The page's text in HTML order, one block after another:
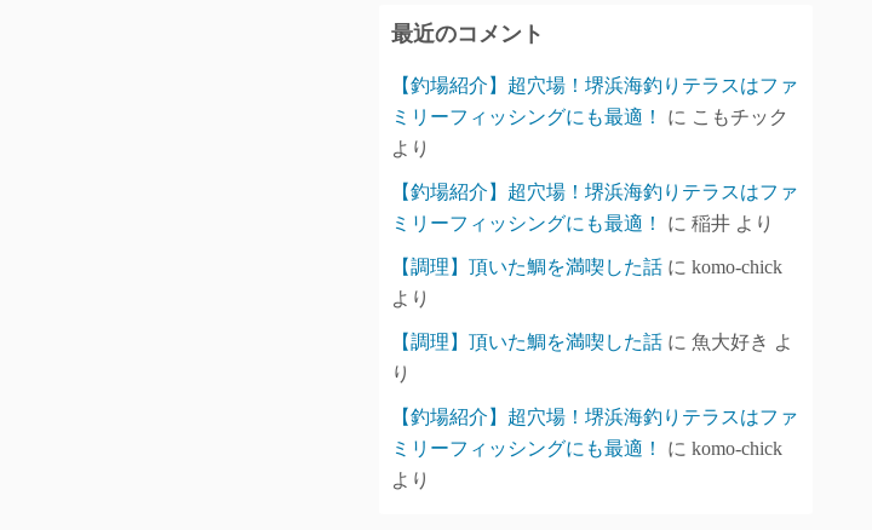
ブ
最近のコメント
【釣場紹介】超穴場！堺浜海釣りテラスはファ
ミリーフィッシングにも最適！
に こもチック
より
【釣場紹介】超穴場！堺浜海釣りテラスはファ
ミリーフィッシングにも最適！
に 稲井 より
【調理】頂いた鯛を満喫した話 に komo-chick
より
【調理】頂いた鯛を満喫した話 に 魚大好き よ
り
【釣場紹介】超穴場！堺浜海釣りテラスはファ
ミリーフィッシングにも最適！
に komo-chick
より